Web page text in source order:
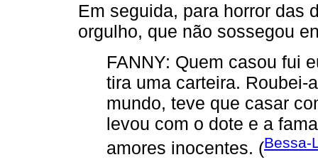
Em seguida, para horror das
orgulho, que não sossegou
FANNY: Quem casou fui
tira uma carteira. Roubei-
mundo, teve que casar
levou com o dote e a
amores inocentes. (Bessa-